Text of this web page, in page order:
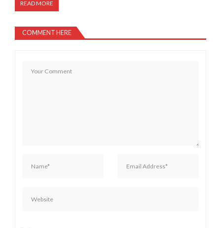
READ MORE
COMMENT HERE